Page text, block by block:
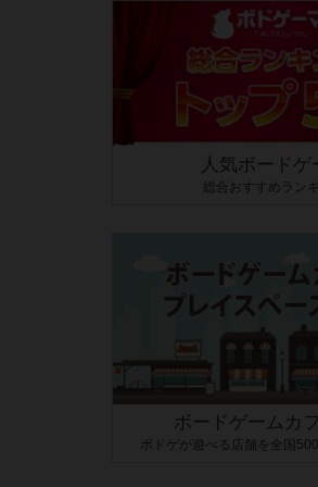
人気ボードゲ
総合おすすめラン
ボードゲームカ
ボドゲが遊べる店舗を全国